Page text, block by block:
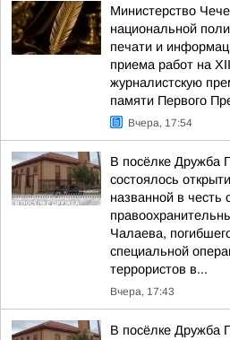
Министерство
национальной
печати и
приема работ на
журналистскую
памяти Первого
Вчера, 17:54
В посёлке Дружба
состоялось
названной в честь
Чалаева,
специальной
террористов в...
Вчера, 17:43
В посёлке Дружба